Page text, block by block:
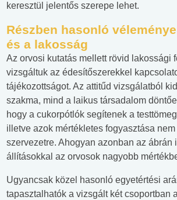
keresztül jelentős szerepe lehet.
Részben hasonló
és a lakosság
Az orvosi kutatás mellett rövid lakossági
vizsgáltuk az édesítőszerekkel
tájékozottságot. Az attitűd vizsgálatból
szakma, mind a laikus társadalom
hogy a cukorpótlók segítenek a
illetve azok mértékletes fogyasztása nem
szervezetre. Ahogyan azonban az ábrán
állításokkal az orvosok nagyobb
Ugyancsak közel hasonló egyetértési
tapasztalhatók a vizsgált két csoportban